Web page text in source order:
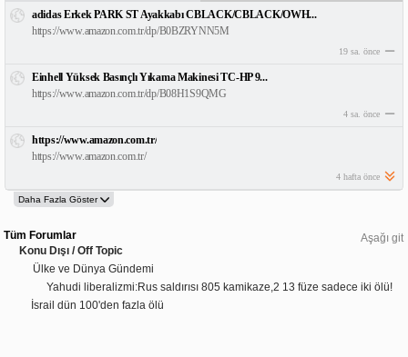
adidas Erkek PARK ST Ayakkabı CBLACK/CBLACK/OWH...
https://www.amazon.com.tr/dp/B0BZRYNN5M
19 sa. önce
Einhell Yüksek Basınçlı Yıkama Makinesi TC-HP 9...
https://www.amazon.com.tr/dp/B08H1S9QMG
4 sa. önce
https://www.amazon.com.tr/
https://www.amazon.com.tr/
4 hafta önce
Aşağı git
Tüm Forumlar
Konu Dışı / Off Topic
Ülke ve Dünya Gündemi
Yahudi liberalizmi:Rus saldırısı 805 kamikaze,2 13 füze sadece iki ölü!
İsrail dün 100'den fazla ölü